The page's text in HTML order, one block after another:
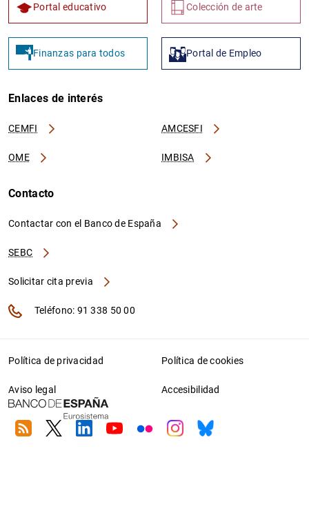
Portal educativo Colección de arte
Finanzas para todos Portal de Empleo
Enlaces de interés
CEMFI AMCESFI
OME IMBISA
Contacto
Contactar con el Banco de España
SEBC
Solicitar cita previa
Teléfono: 91 338 50 00
Política de privacidad Política de cookies
Aviso legal Accesibilidad
RSS TwitterLinkedin
YoutubeFlickrInstagram
Bluesky